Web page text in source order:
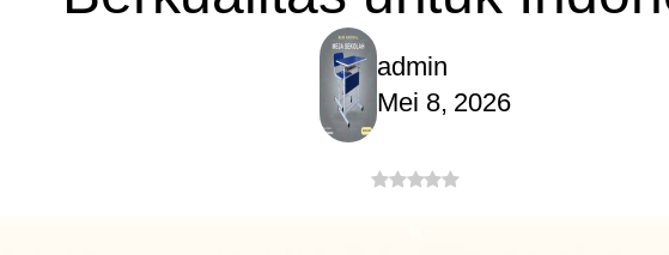
admin
Mei 8, 2026